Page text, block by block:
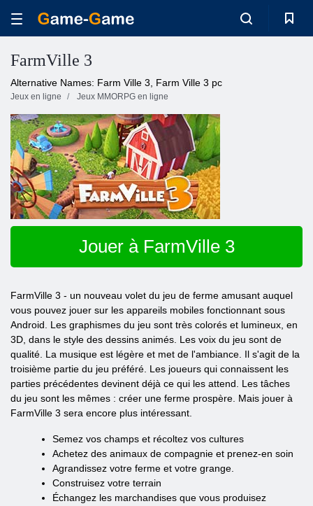
FarmVille 3
Alternative Names: Farm Ville 3, Farm Ville 3 pc
Jeux en ligne Jeux MMORPG en ligne
Jouer à FarmVille 3
FarmVille 3 - un nouveau volet du jeu de ferme amusant auquel
vous pouvez jouer sur les appareils mobiles fonctionnant sous
Android. Les graphismes du jeu sont très colorés et lumineux, en
3D, dans le style des dessins animés. Les voix du jeu sont de
qualité. La musique est légère et met de l'ambiance. Il s'agit de la
troisième partie du jeu préféré. Les joueurs qui connaissent les
parties précédentes devinent déjà ce qui les attend. Les tâches
du jeu sont les mêmes : créer une ferme prospère. Mais jouer à
FarmVille 3 sera encore plus intéressant.
Semez vos champs et récoltez vos cultures
Achetez des animaux de compagnie et prenez-en soin
Agrandissez votre ferme et votre grange.
Construisez votre terrain
Échangez les marchandises que vous produisez